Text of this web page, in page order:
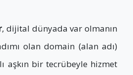
, dijital dünyada var olmanın
olan domain (alan adı)
aşkın bir tecrübeyle hizmet